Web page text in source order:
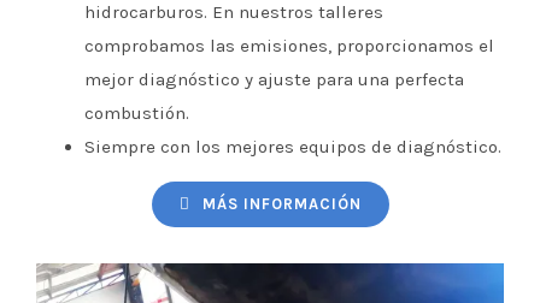
hidrocarburos. En nuestros talleres
comprobamos las emisiones, proporcionamos el
mejor diagnóstico y ajuste para una perfecta
combustión.
Siempre con los mejores equipos de diagnóstico.
MÁS INFORMACIÓN